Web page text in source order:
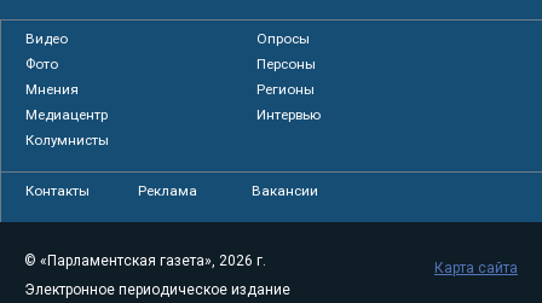
Видео
Опросы
Фото
Персоны
Мнения
Регионы
Медиацентр
Интервью
Колумнисты
Контакты Реклама Вакансии
© «Парламентская газета», 2026 г.
Электронное периодическое издание
Карта сайта